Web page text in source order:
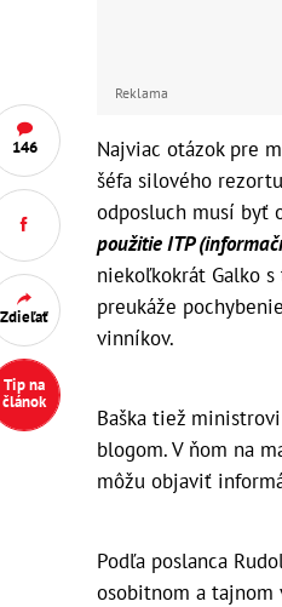
146
Zdieľať
Tip na
článok
Reklama
Najviac otázok pre
šéfa silového
odposluch musí byť
použitie ITP
niekoľkokrát Galko
preukáže
vinníkov.
Baška tiež
blogom. V ňom na
môžu objaviť
Podľa poslanca
osobitnom a tajnom